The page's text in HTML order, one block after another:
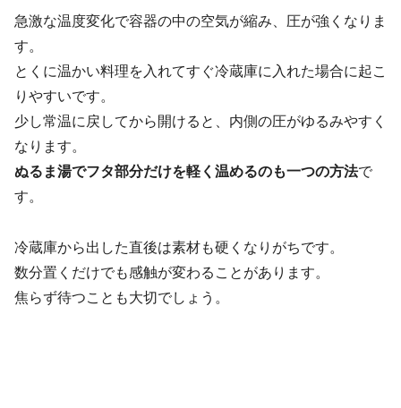
急激な温度変化で容器の中の空気が縮み、圧が強くなりま
す。
とくに温かい料理を入れてすぐ冷蔵庫に入れた場合に起こ
りやすいです。
少し常温に戻してから開けると、内側の圧がゆるみやすく
なります。
ぬるま湯でフタ部分だけを軽く温めるのも一つの方法で
す。
冷蔵庫から出した直後は素材も硬くなりがちです。
数分置くだけでも感触が変わることがあります。
焦らず待つことも大切でしょう。